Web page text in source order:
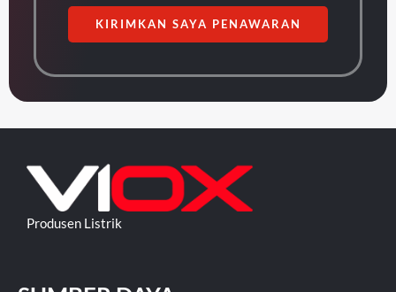
KIRIMKAN SAYA PENAWARAN
Produsen Listrik